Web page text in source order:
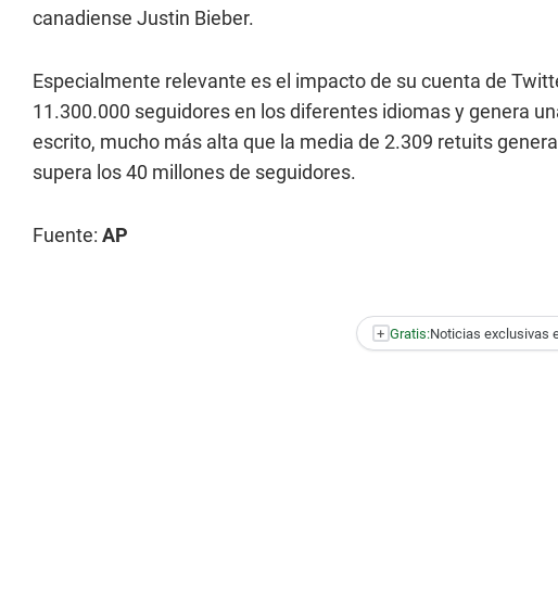
canadiense Justin Bieber.
Especialmente relevante es el impacto de su cuenta de
11.300.000 seguidores en los diferentes idiomas y genera
escrito, mucho más alta que la media de 2.309 retuits
supera los 40 millones de seguidores.
Fuente: AP
+ Gratis:Noticias exclusivas